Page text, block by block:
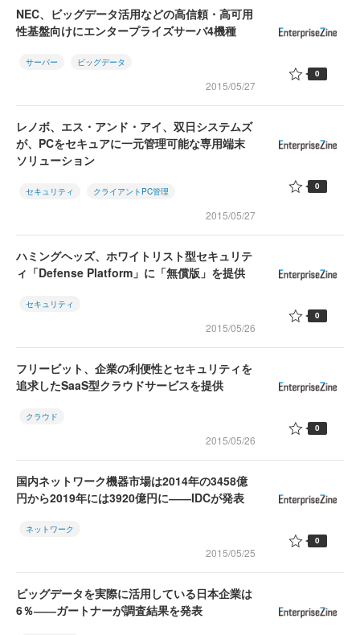
NEC、ビッグデータ活用などの高信頼・高可用
性基盤向けにエンタープライズサーバ4機種
サーバー ビッグデータ
2015/05/27
0
レノボ、エス・アンド・アイ、双日システムズ
が、PCをセキュアに一元管理可能な専用端末
ソリューション
セキュリティ クライアントPC管理
2015/05/27
0
ハミングヘッズ、ホワイトリスト型セキュリテ
ィ「Defense Platform」に「無償版」を提供
セキュリティ
2015/05/26
0
フリービット、企業の利便性とセキュリティを
追求したSaaS型クラウドサービスを提供
クラウド
2015/05/26
0
国内ネットワーク機器市場は2014年の3458億
円から2019年には3920億円に――IDCが発表
ネットワーク
2015/05/25
0
ビッグデータを実際に活用している日本企業は
6％――ガートナーが調査結果を発表